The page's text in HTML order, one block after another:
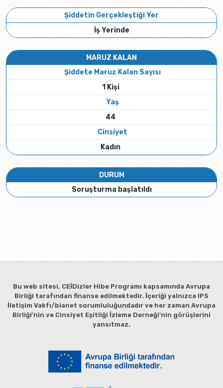
Şiddetin Gerçekleştiği Yer
İş Yerinde
MARUZ KALAN
Şiddete Maruz Kalan Sayısı
1 Kişi
Yaş
44
Cinsiyet
Kadın
DURUM
Soruşturma başlatıldı
Bu web sitesi, CEİDizler Hibe Programı kapsamında Avrupa
Birliği tarafından finanse edilmektedir. İçeriği yalnızca IPS
İletişim Vakfı/bianet sorumluluğundadır ve her zaman Avrupa
Birliği'nin ve Cinsiyet Eşitliği İzleme Derneği'nin görüşlerini
yansıtmaz.